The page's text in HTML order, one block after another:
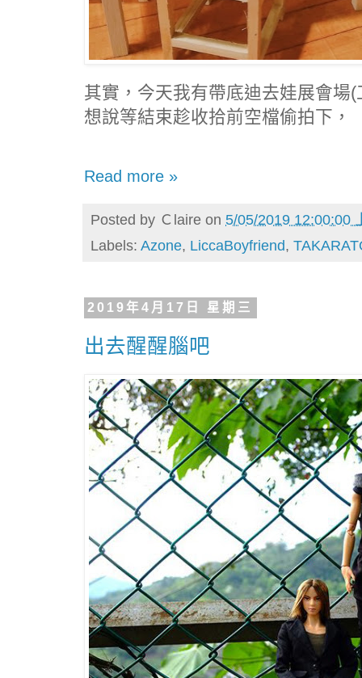
其實，今天我有帶底迪去娃展會場(
想說等結束趁收拾前空檔偷拍下，
Read more »
Posted by Ｃlaire on 5/05/2019 12:00:00
Labels: Azone, LiccaBoyfriend,
2019年4月17日 星期三
出去醒醒腦吧